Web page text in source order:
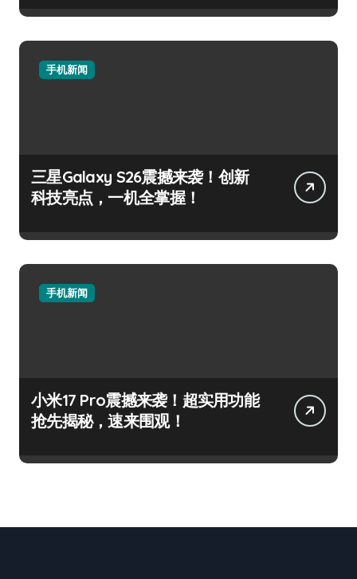
手机新闻
三星Galaxy S26震撼来袭！创新
科技亮点，一机全掌握！
手机新闻
小米17 Pro震撼来袭！超实用功能
抢先揭秘，速来围观！